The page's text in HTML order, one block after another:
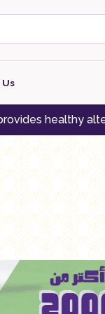
alternatives to